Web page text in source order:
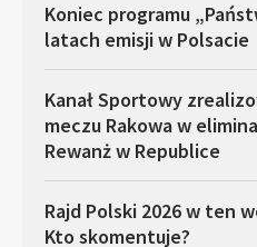
Koniec programu
latach emisji w Polsacie
Kanał Sportowy
meczu Rakowa w
Rewanż w Republice
Rajd Polski 2026 w ten
Kto skomentuje?